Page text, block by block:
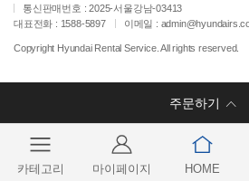
주문하기
렌탈기간
통신판매번호 : 2025-서울강남-03413
대표전화 : 1588-5897
이메일 :
Copyright Hyundai Rental Service. All rights reserved.
카테고리 마이페이지 HOME